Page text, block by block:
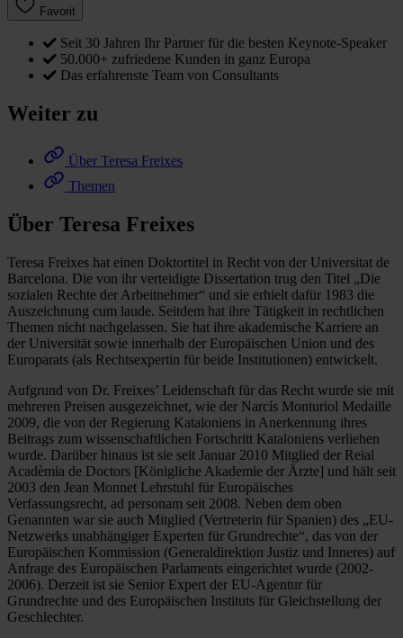
Favorit
Seit 30 Jahren Ihr Partner für die besten Keynote-Speaker
50.000+ zufriedene Kunden in ganz Europa
Das erfahrenste Team von Consultants
Weiter zu
Über Teresa Freixes
Themen
Über Teresa Freixes
Teresa Freixes hat einen Doktortitel in Recht von der Universitat de
Barcelona. Die von ihr verteidigte Dissertation trug den Titel „Die
sozialen Rechte der Arbeitnehmer“ und sie erhielt dafür 1983 die
Auszeichnung cum laude. Seitdem hat ihre Tätigkeit in rechtlichen
Themen nicht nachgelassen. Sie hat ihre akademische Karriere an
der Universität sowie innerhalb der Europäischen Union und des
Europarats (als Rechtsexpertin für beide Institutionen) entwickelt.
Aufgrund von Dr. Freixes’ Leidenschaft für das Recht wurde sie mit
mehreren Preisen ausgezeichnet, wie der Narcís Monturiol Medaille
2009, die von der Regierung Kataloniens in Anerkennung ihres
Beitrags zum wissenschaftlichen Fortschritt Kataloniens verliehen
wurde. Darüber hinaus ist sie seit Januar 2010 Mitglied der Reial
Acadèmia de Doctors [Königliche Akademie der Ärzte] und hält seit
2003 den Jean Monnet Lehrstuhl für Europäisches
Verfassungsrecht, ad personam seit 2008. Neben dem oben
Genannten war sie auch Mitglied (Vertreterin für Spanien) des „EU-
Netzwerks unabhängiger Experten für Grundrechte“, das von der
Europäischen Kommission (Generaldirektion Justiz und Inneres) auf
Anfrage des Europäischen Parlaments eingerichtet wurde (2002-
2006). Derzeit ist sie Senior Expert der EU-Agentur für
Grundrechte und des Europäischen Instituts für Gleichstellung der
Geschlechter.